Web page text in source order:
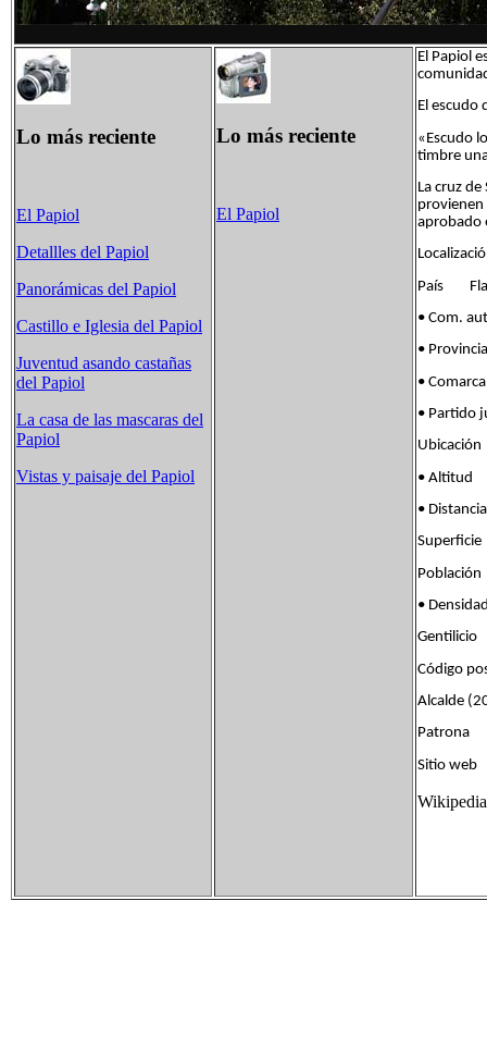
Lo más reciente
El Papiol
Detallles del Papiol
Panorámicas del Papiol
Castillo e Iglesia del Papiol
Juventud asando castañas
del Papiol
La casa de las mascaras del
Papiol
Vistas y paisaje del Papiol
Lo más reciente
El Papiol
El Papiol
El escudo
«Escudo
timbre
La cruz
provienen
aprobado
País Flag
• Com.
•
•
•
Ubicación
•
•
•
Código
Alcalde
Sitio
Wikipedia